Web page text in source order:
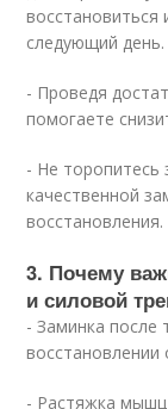
следующий день.
- Проведя
помогаете
- Не торопитесь
качественной
восстановления.
3. Почему
и силовой
- Заминка после
восстановлении
- Растяжка